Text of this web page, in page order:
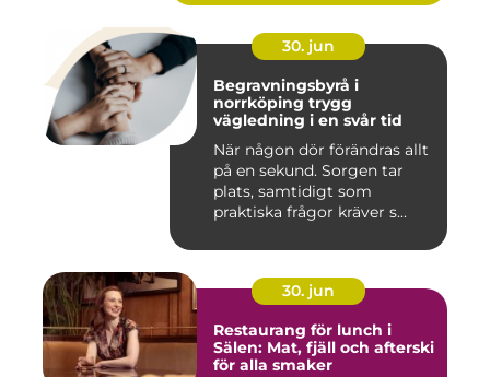
30. jun
Begravningsbyrå i
norrköping trygg
vägledning i en svår tid
När någon dör förändras allt
på en sekund. Sorgen tar
plats, samtidigt som
praktiska frågor kräver s...
30. jun
Restaurang för lunch i
Sälen: Mat, fjäll och afterski
för alla smaker